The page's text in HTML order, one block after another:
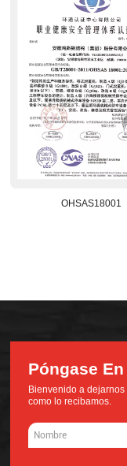
Centro-de-I+D-
Póngase
Bienvenido a
como lo recibamos.